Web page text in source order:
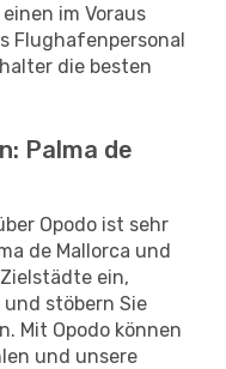
im Voraus
Flughafenpersonal
die besten
Palma de
Opodo ist sehr
de Mallorca und
ein,
und stöbern Sie
Mit Opodo können
und unsere